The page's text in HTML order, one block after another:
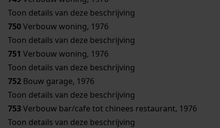
Toon details van deze beschrijving
750Verbouw woning, 1976
Toon details van deze beschrijving
751 Verbouw woning, 1976
Toon details van deze beschrijving
752 Bouw garage, 1976
Toon details van deze beschrijving
753Verbouw bar/cafe tot chinees restaurant, 1976
Toon details van deze beschrijving